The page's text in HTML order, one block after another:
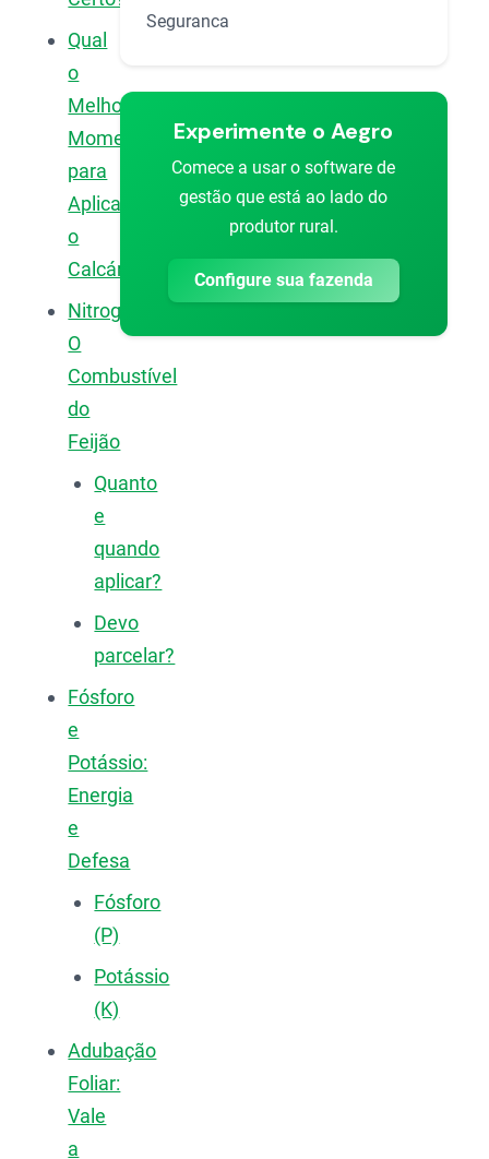
Qual
o
Melhor
Momento
para
Aplicar
o
Calcário?
Nitrogênio:
O
Combustível
do
Feijão
Quanto
e
quando
aplicar?
Devo
parcelar?
Fósforo
e
Potássio:
Energia
e
Defesa
Fósforo
(P)
Potássio
(K)
Adubação
Foliar:
Vale
a
Seguranca
Experimente o Aegro
Comece a usar o software de
gestão que está ao lado do
produtor rural.
Configure sua fazenda